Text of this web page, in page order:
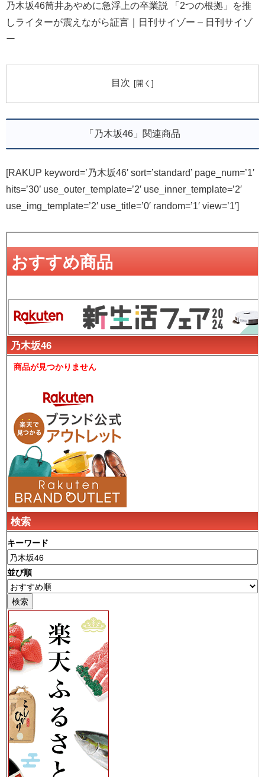
乃木坂46筒井あやめに急浮上の卒業説 「2つの根拠」を推
しライターが震えながら証言｜日刊サイゾー – 日刊サイゾ
ー
目次
「乃木坂46」関連商品
[RAKUP keyword=’乃木坂46′ sort=’standard’ page_num=’1′
hits=’30’ use_outer_template=’2′ use_inner_template=’2′
use_img_template=’2′ use_title=’0′ random=’1′ view=’1′]